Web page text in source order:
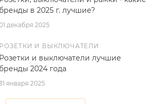
01 декабря 2025
бренды в 2025 г. лучшие?
РОЗЕТКИ И ВЫКЛЮЧАТЕЛИ
31 января 2025
Розетки и выключатели лучшие
бренды 2024 года